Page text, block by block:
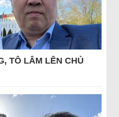
TÔ LÂM LÊN CHỦ